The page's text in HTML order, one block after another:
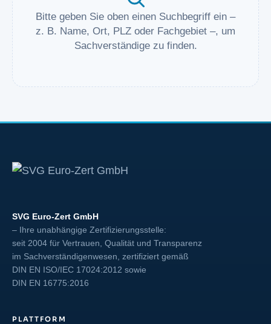
Bitte geben Sie oben einen Suchbegriff ein –
z. B. Name, Ort, PLZ oder Fachgebiet –, um
Sachverständige zu finden.
SVG Euro-Zert GmbH
– Ihre unabhängige Zertifizierungsstelle:
seit 2004 für Vertrauen, Qualität und Transparenz
im Sachverständigenwesen, zertifiziert gemäß
DIN EN ISO/IEC 17024:2012 sowie
DIN EN 16775:2016
PLATTFORM